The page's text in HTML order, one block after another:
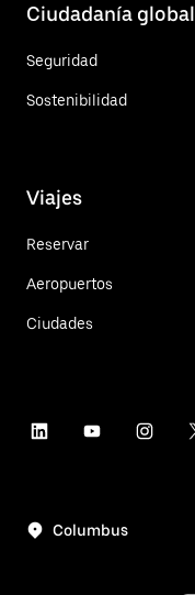
Ciudadanía global
Seguridad
Sostenibilidad
Viajes
Reservar
Aeropuertos
Ciudades
Columbus